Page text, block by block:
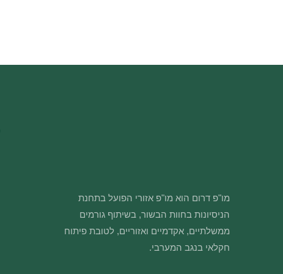
מו"פ דרום הוא מו"פ אזורי הפועל בתחנת
הניסיונות בחוות הבשור, בשיתוף גורמים
ממשלתיים, אקדמיים ואזוריים, לטובת פיתוח
חקלאי בנגב המערבי.